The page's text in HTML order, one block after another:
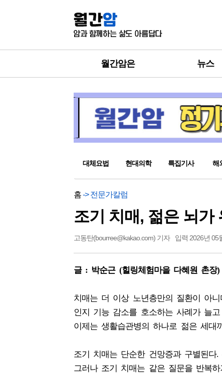
월간암은 뉴스
대체요법 현대의학 특집기사 해
홈-> 전문가칼럼
조기 치매, 젊은 뇌가
고동탄(bourree@kakao.com) 기자 입력 2026년 05
글 : 박순근 (힐링체험마을 다혜원 촌장)
치매는 더 이상 노년층만의 질환이 아
인지 기능 감소를 호소하는 사례가 늘
이제는 생활습관병의 하나로 젊은 세대
조기 치매는 단순한 건망증과 구별된
그러나 조기 치매는 같은 질문을 반복